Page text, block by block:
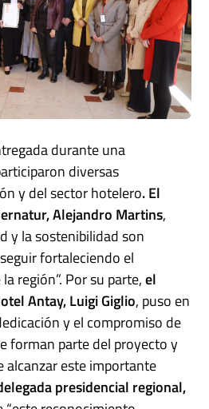
durante una
diversas
y del sector hotelero. El
Alejandro Martins,
y la sostenibilidad son
fortaleciendo el
región”. Por su parte,el
Antay, Luigi Giglio, puso en
y el compromiso de
forman parte del proyecto y
alcanzar este importante
presidencial regional,